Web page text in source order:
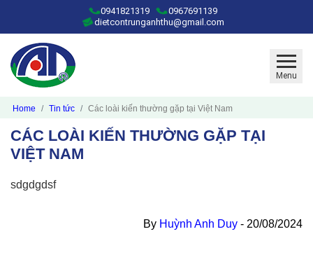
0941821319
0967691139
dietcontrunganhthu@gmail.com
Menu
Home Tin tức Các loài kiến thường gặp tại Việt Nam
CÁC LOÀI KIẾN THƯỜNG GẶP TẠI
VIỆT NAM
sdgdgdsf
By Huỳnh Anh Duy - 20/08/2024